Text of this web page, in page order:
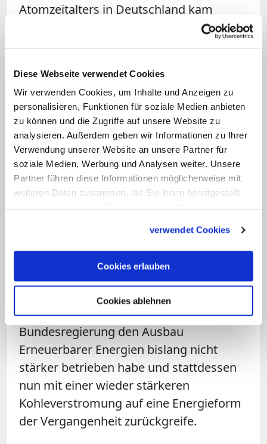
Diese Webseite verwendet Cookies
Wir verwenden Cookies, um Inhalte und Anzeigen zu
personalisieren, Funktionen für soziale Medien anbieten
zu können und die Zugriffe auf unsere Website zu
analysieren. Außerdem geben wir Informationen zu Ihrer
Verwendung unserer Website an unsere Partner für
soziale Medien, Werbung und Analysen weiter. Unsere
Partner führen diese Informationen möglicherweise mit
weiteren Daten zusammen, die Sie ihnen bereitgestellt
verwendet Cookies
Cookies erlauben
Cookies ablehnen
Atomzeitalters in Deutschland kam
dagegen vom BKU-Vorsitzenden Ulrich
halten wir für eine unangemessene
Übertreibung, die der Umwelt schadet
und nicht nutzt", sagte Hemel im
Gespräch mit katholisch.de. Sein
Verband hätte sich einen "etwas längeren
Streckbetrieb" der Kraftwerke vorstellen
können. Dadurch wäre die
Atomausstieg nicht in Frage gestellt
hätte ein längerer Betrieb der Meiler
auch den klimapolitischen Zielen der
Bundesregierung genutzt. Er kritisierte in
diesem Kontext, dass die
Bundesregierung den Ausbau
Erneuerbarer Energien bislang nicht
stärker betrieben habe und stattdessen
nun mit einer wieder stärkeren
Kohleverstromung auf eine Energieform
der Vergangenheit zurückgreife.